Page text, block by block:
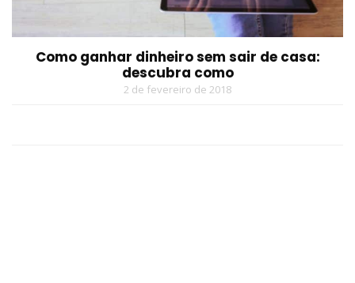
Como ganhar dinheiro sem sair de casa:
descubra como
2 de fevereiro de 2018